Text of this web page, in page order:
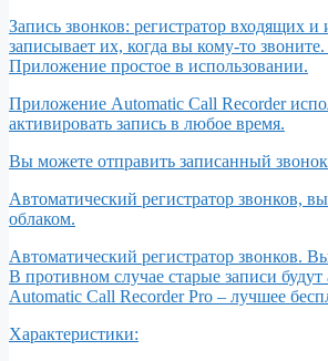
Запись звонков: регистратор входящих
записывает их, когда вы кому-то
Приложение простое в использовании.
Приложение Automatic Call Recorder
активировать запись в любое время.
Вы можете отправить записанный
Автоматический регистратор звонков,
облаком.
Автоматический регистратор звонков.
В противном случае старые записи
Automatic Call Recorder Pro – лучшее
Характеристики: